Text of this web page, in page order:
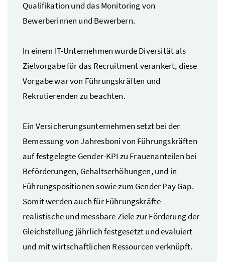
Qualifikation und das Monitoring von
Bewerberinnen und Bewerbern.
In einem IT-Unternehmen wurde Diversität als
Zielvorgabe für das Recruitment verankert, diese
Vorgabe war von Führungskräften und
Rekrutierenden zu beachten.
Ein Versicherungsunternehmen setzt bei der
Bemessung von Jahresboni von Führungskräften
auf festgelegte Gender-KPI zu Frauenanteilen bei
Beförderungen, Gehaltserhöhungen, und in
Führungspositionen sowie zum Gender Pay Gap.
Somit werden auch für Führungskräfte
realistische und messbare Ziele zur Förderung der
Gleichstellung jährlich festgesetzt und evaluiert
und mit wirtschaftlichen Ressourcen verknüpft.